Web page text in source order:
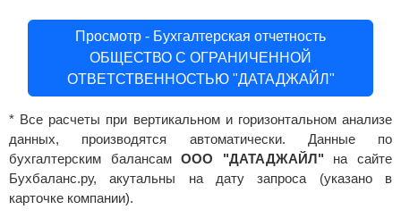
Просмотр - Бухгалтерская отчетность
ОБЩЕСТВО С ОГРАНИЧЕННОЙ
ОТВЕТСТВЕННОСТЬЮ "ДАТАДЖАЙЛ"
* Все расчеты при вертикальном и горизонтальном анализе
данных, производятся автоматически. Данные по
бухгалтерским балансамООО "ДАТАДЖАЙЛ" на сайте
Бухбаланс.ру, акутальны на дату запроса (указано в
карточке компании).